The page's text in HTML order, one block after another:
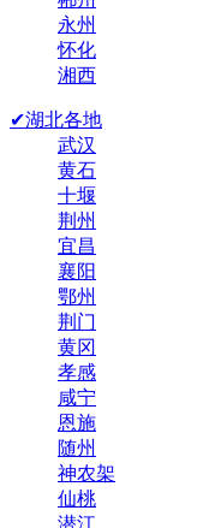
永州
怀化
湘西
✔湖北各地
武汉
黄石
十堰
荆州
宜昌
襄阳
鄂州
荆门
黄冈
孝感
咸宁
恩施
随州
神农架
仙桃
潜江